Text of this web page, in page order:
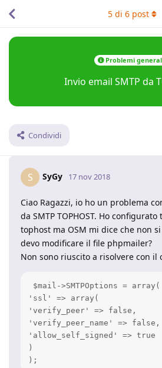
Problemi
Invio email SMTP da
Condividi
5di 6post
S SyGy 17 nov 2018
Ciao Ragazzi, io ho un problema
da SMTP TOPHOST. Ho
tophost ma OSM mi dice che non
devo modificare il file phpmailer?
Non sono riuscito a risolvere con il
$mail->SMTPOptions = array(
'ssl' => array(
'verify_peer' => false,
'verify_peer_name' => false,
'allow_self_signed' => true
)
);